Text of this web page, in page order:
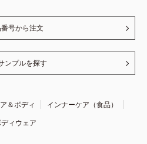
号から注文
ンプルを探す
＆ボディ
インナーケア（食品）
ィウェア